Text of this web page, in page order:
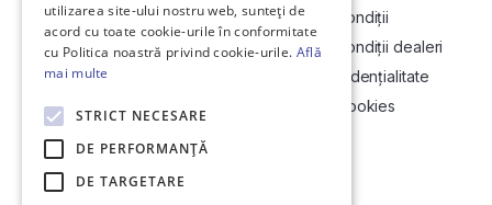
Informații utile vizionare
Contact
Soluționarea Online a litigiilor
ANCP
Termeni și condiții
Termeni și condiții dealeri
Politică confidențialitate
Politica de cookies
utilizarea site-ului nostru web, sunteți de
acord cu toate cookie-urile în conformitate
cu Politica noastră privind cookie-urile. Află
mai multe
STRICT NECESARE
DE PERFORMANȚĂ
DE TARGETARE